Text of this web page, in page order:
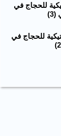
للحجاج في
للحجاج في